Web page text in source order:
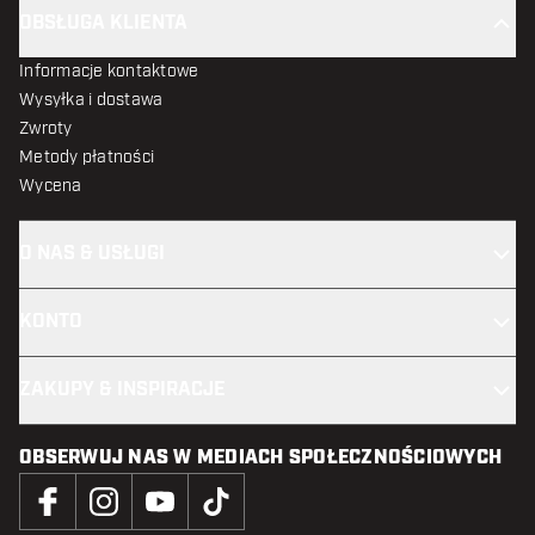
Informacje kontaktowe
Wysyłka i dostawa
Zwroty
Metody płatności
Wycena
OBSERWUJ NAS W MEDIACH SPOŁECZNOŚCIOWYCH